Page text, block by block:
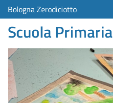
Bologna Zerodiciotto
Scuola Primaria